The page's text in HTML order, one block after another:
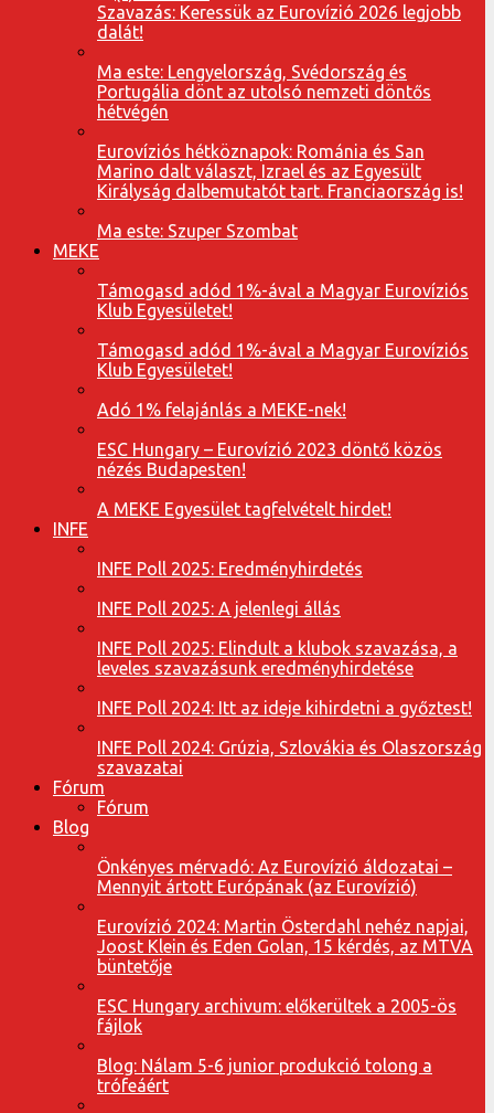
Szavazás: Keressük az Eurovízió 2026 legjobb
dalát!
Ma este: Lengyelország, Svédország és
Portugália dönt az utolsó nemzeti döntős
hétvégén
Eurovíziós hétköznapok: Románia és San
Marino dalt választ, Izrael és az Egyesült
Királyság dalbemutatót tart. Franciaország is!
Ma este: Szuper Szombat
MEKE
Támogasd adód 1%-ával a Magyar Eurovíziós
Klub Egyesületet!
Támogasd adód 1%-ával a Magyar Eurovíziós
Klub Egyesületet!
Adó 1% felajánlás a MEKE-nek!
ESC Hungary – Eurovízió 2023 döntő közös
nézés Budapesten!
A MEKE Egyesület tagfelvételt hirdet!
INFE
INFE Poll 2025: Eredményhirdetés
INFE Poll 2025: A jelenlegi állás
INFE Poll 2025: Elindult a klubok szavazása, a
leveles szavazásunk eredményhirdetése
INFE Poll 2024: Itt az ideje kihirdetni a győztest!
INFE Poll 2024: Grúzia, Szlovákia és Olaszország
szavazatai
Fórum
Fórum
Blog
Önkényes mérvadó: Az Eurovízió áldozatai –
Mennyit ártott Európának (az Eurovízió)
Eurovízió 2024: Martin Österdahl nehéz napjai,
Joost Klein és Eden Golan, 15 kérdés, az MTVA
büntetője
ESC Hungary archivum: előkerültek a 2005-ös
fájlok
Blog: Nálam 5-6 junior produkció tolong a
trófeáért